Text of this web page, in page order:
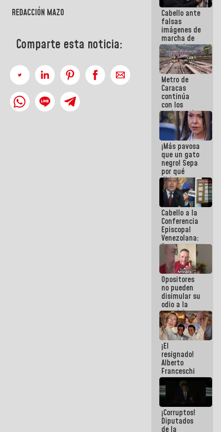
REDACCIÓN MAZO
Comparte esta noticia:
Cabello ante
falsas
imágenes de
marcha de
extremistas:
Son unos
coberos,
viven de la
mentira
Metro de
Caracas
continúa
con los
trabajos de
mantenimiento
e inspección
en la Línea 2
¡Más pavosa
que un gato
negro! Sepa
por qué
dirigentes
opositores
se
desmarcan
de La Sayo
Cabello a la
Conferencia
Episcopal
Venezolana:
Son unos
inmorales,
ni una
botella de
agua han
llevado
Opositores
no pueden
disimular su
odio a la
paz del
pueblo
¡El
resignado!
Alberto
Franceschi
muestra su
frustración
ante
burguesía
de siempre
¡Corruptos!
Diputados
de la